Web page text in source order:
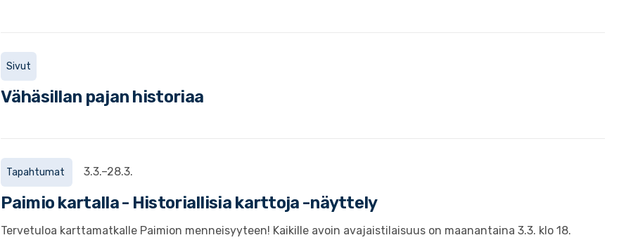
Sivut
Vähäsillan pajan historiaa
Tapahtumat 3.3.–28.3.
Paimio kartalla - Historiallisia karttoja -näyttely
Tervetuloa karttamatkalle Paimion menneisyyteen! Kaikille avoin avajaistilaisuus on maanantaina 3.3. klo 18.